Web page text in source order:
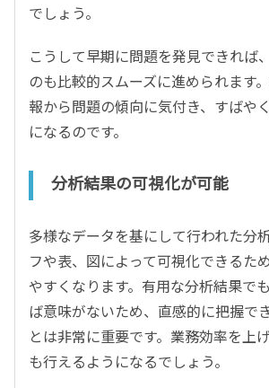
でしょう。
こうして早期に問題を発見できれば
のも比較的スムーズに進められます
報から問題の傾向に気付き、すばや
になるのです。
分析結果の可視化が可能
多様なデータを基にして行われた分
フや表、図によって可視化できるた
やすくなります。有用な分析結果で
ば意味がないため、直感的に把握で
とは非常に重要です。業務効率を上
も行えるようになるでしょう。